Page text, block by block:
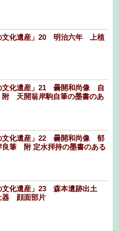
文化遺産」20 明治六年 上植
文化遺産」21 曇開和尚像 自
天開翁岸駒自筆の墨書のあ
文化遺産」22 曇開和尚像 郁
良筆 附 定水拝持の墨書のある
文化遺産」23 森本遺跡出土
器 顔面部片